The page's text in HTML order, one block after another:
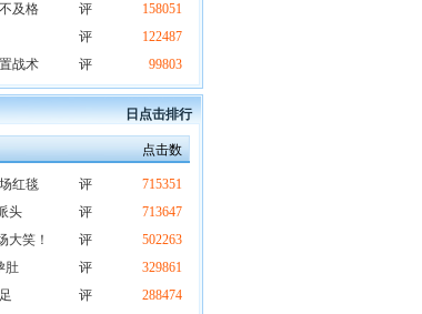
及格
评
158051
评
122487
战术
评 99803
日点击排行
点击数
红毯 评
715351
头
评
713647
大笑！
评
502263
肚
评
329861
评
288474